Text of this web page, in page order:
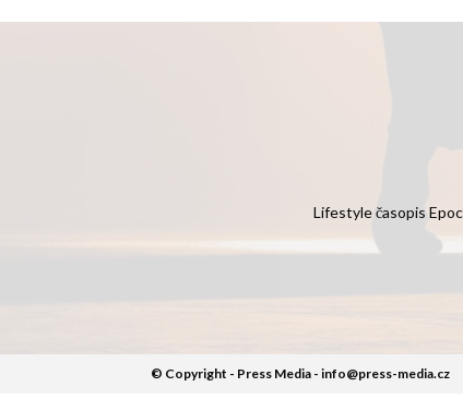
Lifestyle časopis
© Copyright - Press Media - info@press-media.cz